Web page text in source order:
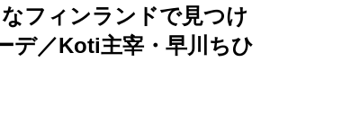
フィンランドで見つけ
デ／Koti主宰・早川ちひ